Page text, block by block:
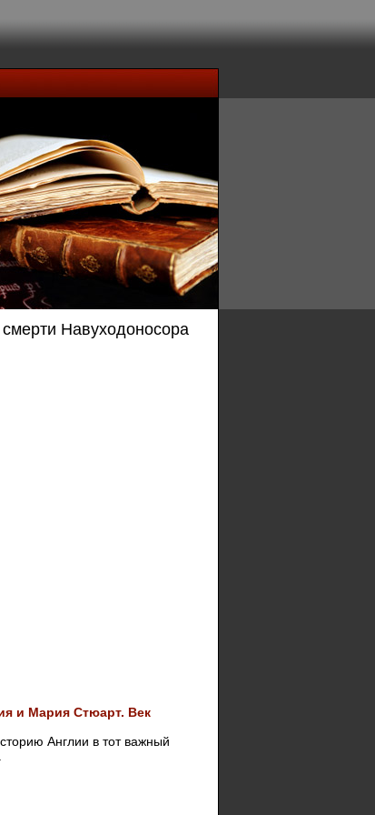
Навуходоносора
и Мария Стюарт. Век
Англии в тот важный